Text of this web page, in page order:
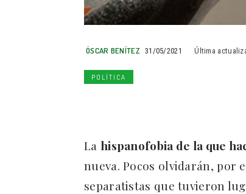
ÓSCAR BENÍTEZ 31/05/2021 Última
POLÍTICA
La hispanofobia de la que
nueva. Pocos olvidarán, por
separatistas que tuvieron